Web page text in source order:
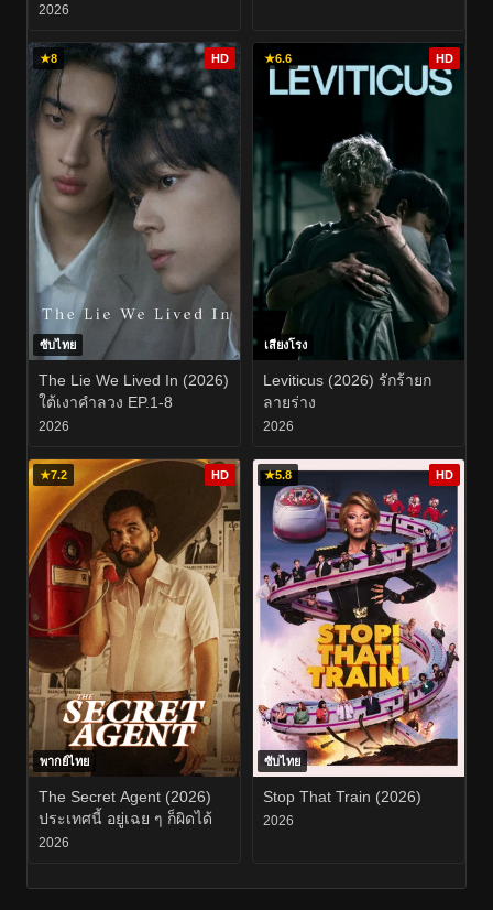
2026
★8 HD
ซับไทย
The Lie We Lived In (2026)
ใต้เงาคำลวง EP.1-8
2026
★6.6 HD
เสียงโรง
Leviticus (2026) รักร้ายก
ลายร่าง
2026
★7.2 HD
พากย์ไทย
The Secret Agent (2026)
ประเทศนี้ อยู่เฉย ๆ ก็ผิดได้
2026
★5.8 HD
ซับไทย
Stop That Train (2026)
2026